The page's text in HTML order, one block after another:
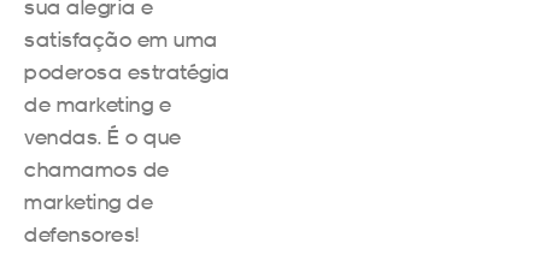
sua alegria e
satisfação em uma
poderosa estratégia
de marketing e
vendas. É o que
chamamos de
marketing de
defensores!